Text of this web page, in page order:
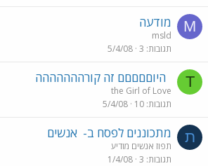
M מודעה
msld
תגובות 3
5/4/08
T היוםםםםם זה קורההההההה
the Girl of Love
תגובות 10
5/4/08
ת מתכוננים לפסח ב- אנשים
תפוז אנשים מודיע
תגובות 3
1/4/08